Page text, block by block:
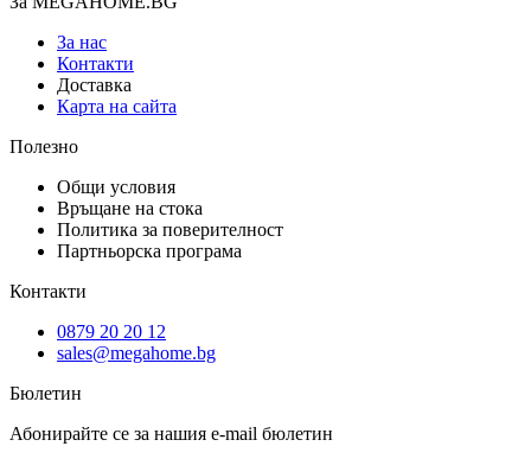
За нас
Контакти
Доставка
Карта на сайта
Полезно
Общи условия
Връщане на стока
Политика за поверителност
Партньорска програма
Контакти
0879 20 20 12
sales@megahome.bg
Бюлетин
Абонирайте се за нашия e-mail бюлетин